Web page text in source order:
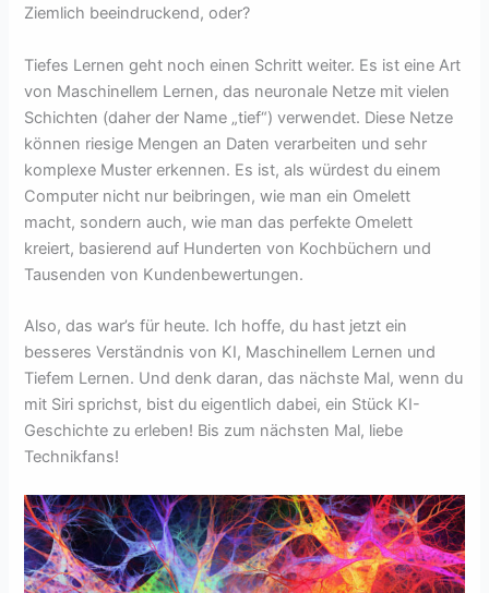
Ziemlich beeindruckend, oder?
Tiefes Lernen geht noch einen Schritt weiter. Es ist eine Art
von Maschinellem Lernen, das neuronale Netze mit vielen
Schichten (daher der Name „tief“) verwendet. Diese Netze
können riesige Mengen an Daten verarbeiten und sehr
komplexe Muster erkennen. Es ist, als würdest du einem
Computer nicht nur beibringen, wie man ein Omelett
macht, sondern auch, wie man das perfekte Omelett
kreiert, basierend auf Hunderten von Kochbüchern und
Tausenden von Kundenbewertungen.
Also, das war’s für heute. Ich hoffe, du hast jetzt ein
besseres Verständnis von KI, Maschinellem Lernen und
Tiefem Lernen. Und denk daran, das nächste Mal, wenn du
mit Siri sprichst, bist du eigentlich dabei, ein Stück KI-
Geschichte zu erleben! Bis zum nächsten Mal, liebe
Technikfans!